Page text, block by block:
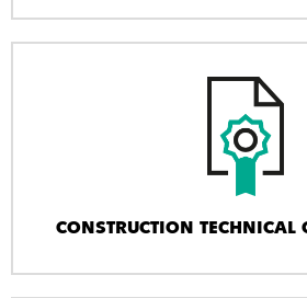
CONSTRUCTION TECHNICAL